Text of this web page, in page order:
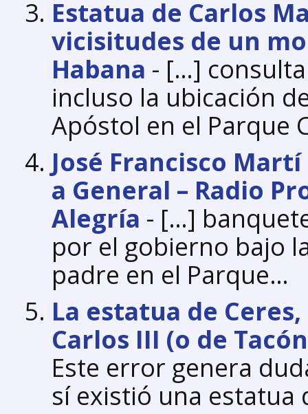
Estatua de Carlos
vicisitudes de un
Habana - […]
incluso la ubicación
Apóstol en el Parque
José Francisco
a General – Radio
Alegría - […]
por el gobierno bajo
padre en el Parque…
La estatua de
Carlos III (o de
Este error genera
sí existió una estatua